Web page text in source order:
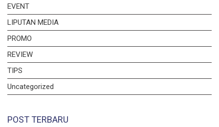
EVENT
LIPUTAN MEDIA
PROMO
REVIEW
TIPS
Uncategorized
POST TERBARU